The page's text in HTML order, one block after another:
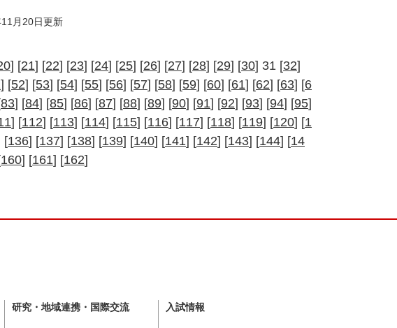
月20日更新
] [21] [22] [23] [24] [25] [26] [27] [28] [29] [30] 31 [32]
] [52] [53] [54] [55] [56] [57] [58] [59] [60] [61] [62] [63] [6
83] [84] [85] [86] [87] [88] [89] [90] [91] [92] [93] [94] [95]
] [112] [113] [114] [115] [116] [117] [118] [119] [120] [1
[136] [137] [138] [139] [140] [141] [142] [143] [144] [14
160] [161] [162]
研究・地域連携・国際交流 入試情報